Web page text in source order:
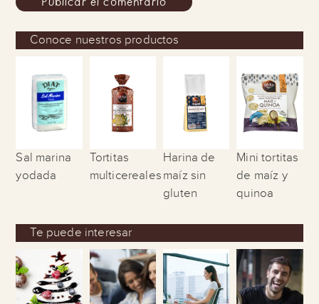
Conoce nuestros productos
Sal marina
yodada
Tortitas
multicereales
Harina de
maíz sin
gluten
Mini tortitas
de maíz y
quinoa
Te puede interesar